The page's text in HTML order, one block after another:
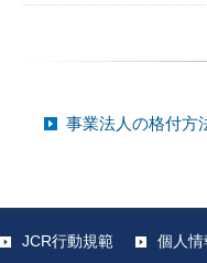
事業法人の格付方
JCR行動規範 個人